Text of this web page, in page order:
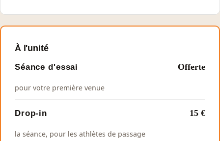
À l'unité
Séance d'essai Offerte
pour votre première venue
Drop-in 15 €
la séance, pour les athlètes de passage